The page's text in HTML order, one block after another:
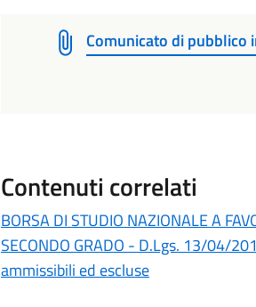
Comunicato di pubblico
Contenuti correlati
BORSA DI STUDIO NAZIONALE A
SECONDO GRADO - D.Lgs. 13/04/
ammissibili ed escluse